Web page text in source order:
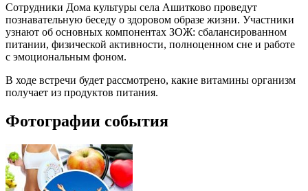
Сотрудники Дома культуры села Ашитково проведут
познавательную беседу о здоровом образе жизни. Участники
узнают об основных компонентах ЗОЖ: сбалансированном
питании, физической активности, полноценном сне и работе
с эмоциональным фоном.
В ходе встречи будет рассмотрено, какие витамины организм
получает из продуктов питания.
Фотографии события